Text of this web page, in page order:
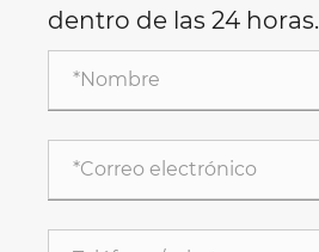
dentro de las 24 horas.